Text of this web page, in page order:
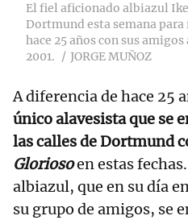
El fiel aficionado albiazul
Dortmund esta semana
hace 25 años con sus
2001.
JORGE MUÑOZ
A diferencia de hace 25
único alavesista que se
las calles de Dortmund
Gloriosoen estas
albiazul, que en su día
su grupo de amigos, se